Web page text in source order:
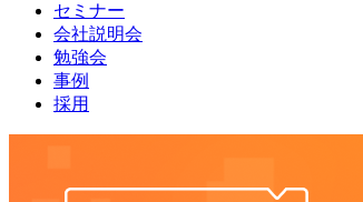
セミナー
会社説明会
勉強会
事例
採用